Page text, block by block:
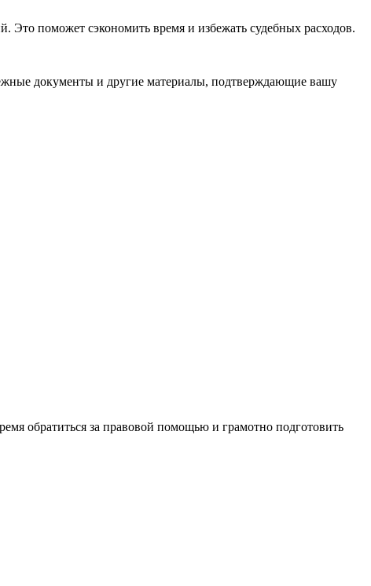
Это поможет сэкономить время и избежать судебных расходов.
документы и другие материалы, подтверждающие вашу
обратиться за правовой помощью и грамотно подготовить